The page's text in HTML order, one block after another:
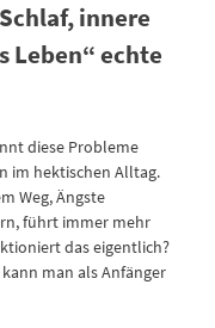
innere
Leben“ echte
diese Probleme
im hektischen Alltag.
Weg, Ängste
führt immer mehr
das eigentlich?
man als Anfänger